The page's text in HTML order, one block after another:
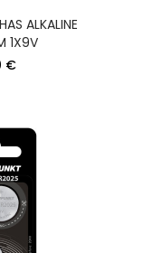
ALKALINE
1X9V
€